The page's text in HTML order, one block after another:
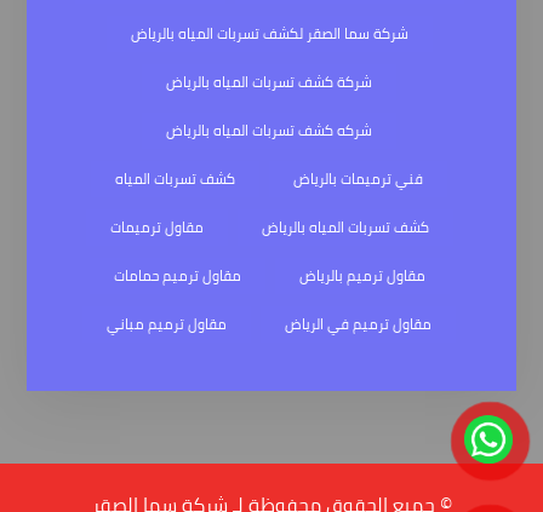
شركة سما الصقر لكشف تسربات المياه بالرياض
شركة كشف تسربات المياه بالرياض
شركه كشف تسربات المياه بالرياض
فني ترميمات بالرياض
كشف تسربات المياه
كشف تسربات المياه بالرياض
مقاول ترميمات
مقاول ترميم بالرياض
مقاول ترميم حمامات
مقاول ترميم في الرياض
مقاول ترميم مباني
© جميع الحقوق محفوظة لـ شركة سما الصقر